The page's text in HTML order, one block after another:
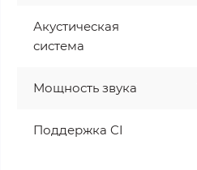
Акустическая
система
Мощность звука
Поддержка CI